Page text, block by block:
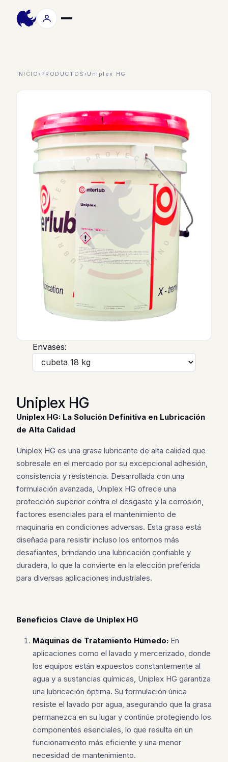
INICIO› PRODUCTOS ›Uniplex HG
Envases:
Uniplex HG
Uniplex HG: La Solución Definitiva en Lubricación
de Alta Calidad
Uniplex HG es una grasa lubricante de alta calidad que
sobresale en el mercado por su excepcional adhesión,
consistencia y resistencia. Desarrollada con una
formulación avanzada, Uniplex HG ofrece una
protección superior contra el desgaste y la corrosión,
factores esenciales para el mantenimiento de
maquinaria en condiciones adversas. Esta grasa está
diseñada para resistir incluso los entornos más
desafiantes, brindando una lubricación confiable y
duradera, lo que la convierte en la elección preferida
para diversas aplicaciones industriales.
Beneficios Clave de Uniplex HG
Máquinas de Tratamiento Húmedo: En
aplicaciones como el lavado y mercerizado, donde
los equipos están expuestos constantemente al
agua y a sustancias químicas, Uniplex HG garantiza
una lubricación óptima. Su formulación única
resiste el lavado por agua, asegurando que la grasa
permanezca en su lugar y continúe protegiendo los
componentes esenciales, lo que resulta en un
funcionamiento más eficiente y una menor
necesidad de mantenimiento.